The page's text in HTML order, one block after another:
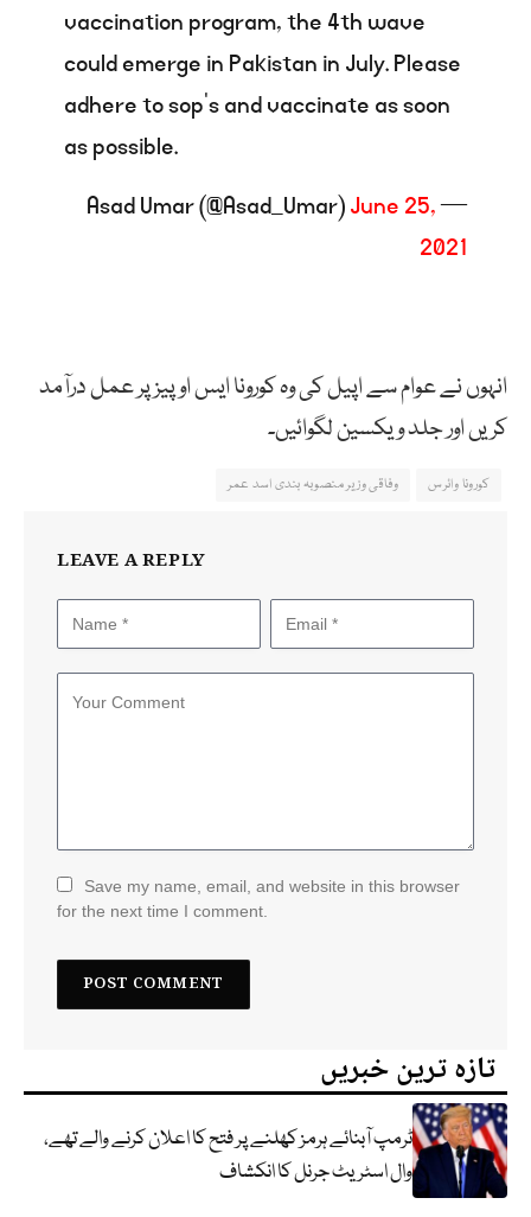
vaccination program, the 4th wave
could emerge in Pakistan in July. Please
adhere to sop’s and vaccinate as soon
as possible.
— Asad Umar (@Asad_Umar)
June 25,
2021
انہوں نے عوام سے اپیل کی وہ کورونا ایس او پیز پر عمل درآمد
کریں اور جلد ویکسین لگوائیں۔
کورونا وائرس وفاقی وزیر منصوبہ بندی اسد عمر
LEAVE A REPLY
Save my name, email, and website in this browser
for the next time I comment.
تازہ ترین خبریں
ٹرمپ آبنائے ہرمز کھلنے پر فتح کا اعلان کرنے والے تھے،
وال اسٹریٹ جرنل کا انکشاف